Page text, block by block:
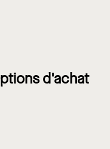
d'achat